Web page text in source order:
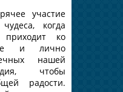
участие
когда
приходит ко
и лично
нашей
чтобы
радости.